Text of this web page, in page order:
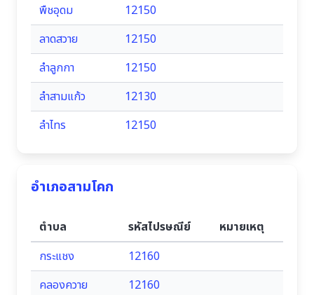
พืชอุดม
12150
ลาดสวาย
12150
ลำลูกกา
12150
ลำสามแก้ว
12130
ลำไทร
12150
อำเภอสามโคก
ตำบล รหัสไปรษณีย์
หมายเหตุ
กระแชง
12160
คลองควาย
12160